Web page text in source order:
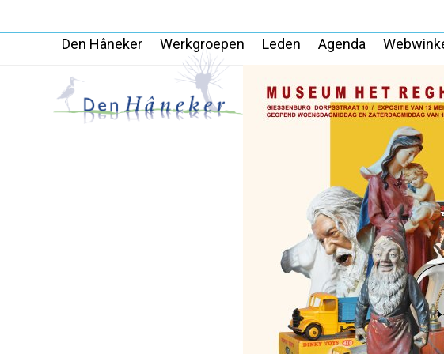
Den Hâneker Werkgroepen Leden Agenda